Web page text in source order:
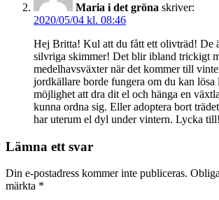
Maria i det gröna skriver:
2020/05/04 kl. 08:46
Hej Britta! Kul att du fått ett olivträd! De
silvriga skimmer! Det blir ibland trickigt
medelhavsväxter när det kommer till
jordkällare borde fungera om du kan lösa
möjlighet att dra dit el och hänga en
kunna ordna sig. Eller adoptera bort
har uterum el dyl under vintern. Lycka
Lämna ett svar
Din e-postadress kommer inte publiceras.
märkta *